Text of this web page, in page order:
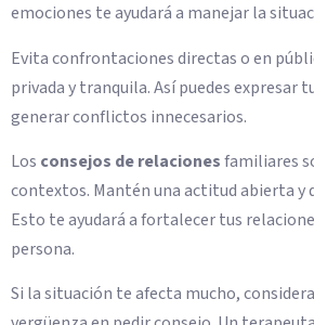
emociones te ayudará a manejar la
Evita confrontaciones directas o en
privada y tranquila. Así puedes expresar
generar conflictos innecesarios.
Los consejos de relacionesfamiliares
contextos. Mantén una actitud abierta y
Esto te ayudará a fortalecer tus
persona.
Si la situación te afecta mucho,